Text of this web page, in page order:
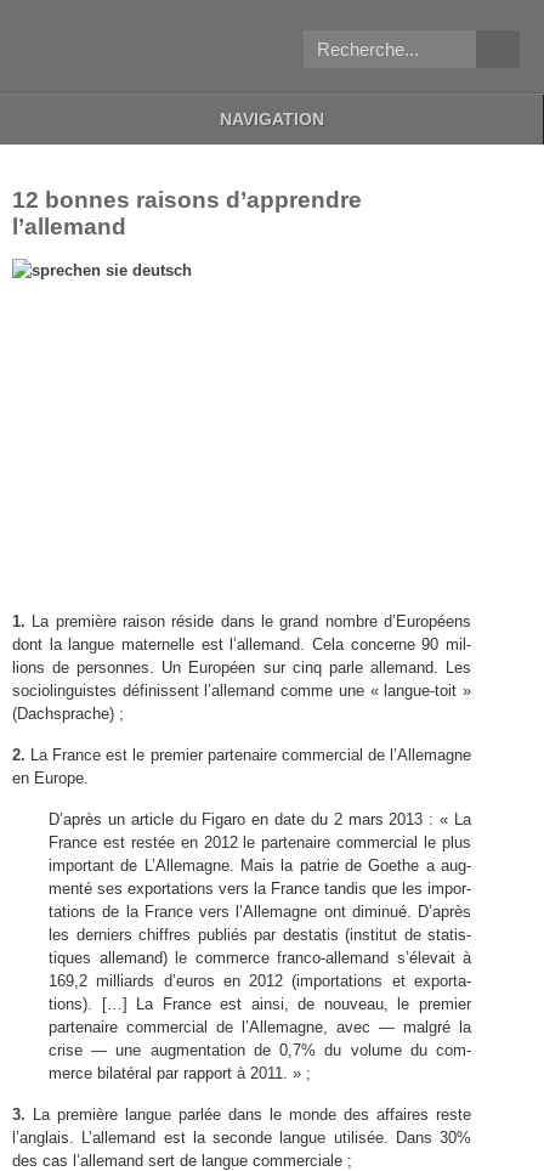
NAVIGATION
12 bonnes raisons d’apprendre
l’allemand
1. La pre­mière rai­son réside dans le grand nom­bre d’Européens
dont la langue mater­nelle est l’allemand. Cela con­cerne90 mil­
lions de per­son­nes. Un Européen sur cinq parle alle­mand. Les
soci­olin­guistes définis­sent l’allemand comme une « langue-​toit »
(Dachsprache) ;
2. La France est le pre­mier parte­naire com­mer­cial de l’Allemagne
en Europe.
D’après un arti­cle du Figaro en date du 2mars 2013 : « La
France est restée en 2012le parte­naire com­mer­cial le plus
impor­tant de L’Allemagne. Mais la patrie de Goethe a aug­
menté ses expor­ta­tions vers la France tan­dis que les impor­
ta­tions de la France vers l’Allemagne ont diminué. D’après
les derniers chiffres pub­liés par desta­tis (insti­tut de sta­tis­
tiques alle­mand) le com­merce franco-​allemand s’élevait à
169 2 mil­liards d’euros en 2012 (impor­ta­tions et expor­ta­
tions). […] La France est ainsi, de nou­veau, le pre­mier
parte­naire com­mer­cial de l’Allemagne, avec — mal­gré la
crise — une aug­men­ta­tion de0 ,7% du vol­ume du com­
merce bilatéral par rap­port à 2011 . » ;
3. La pre­mière langue par­lée dans le monde des affaires reste
l’anglais. L’allemand est la sec­onde langue util­isée. Dans 30%
des cas l’allemand sert de langue commerciale ;